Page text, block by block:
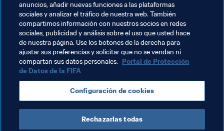
Temas relacionados
Copa Mundial de la FIFA Catar 2022™ USA
Concacaf
anuncios, añadir nuevas funciones a las plataformas
sociales y analizar el tráfico de nuestra web. También
compartimos información con nuestros socios en redes
sociales, publicidad y análisis sobre el uso que usted hace
de nuestra página. Use los botones de la derecha para
ajustar sus preferencias y solicitar que no se vendan ni
compartan sus datos personales. Portal de Protección
de Datos de la FIFA
Configuración de cookies
Rechazarlas todas